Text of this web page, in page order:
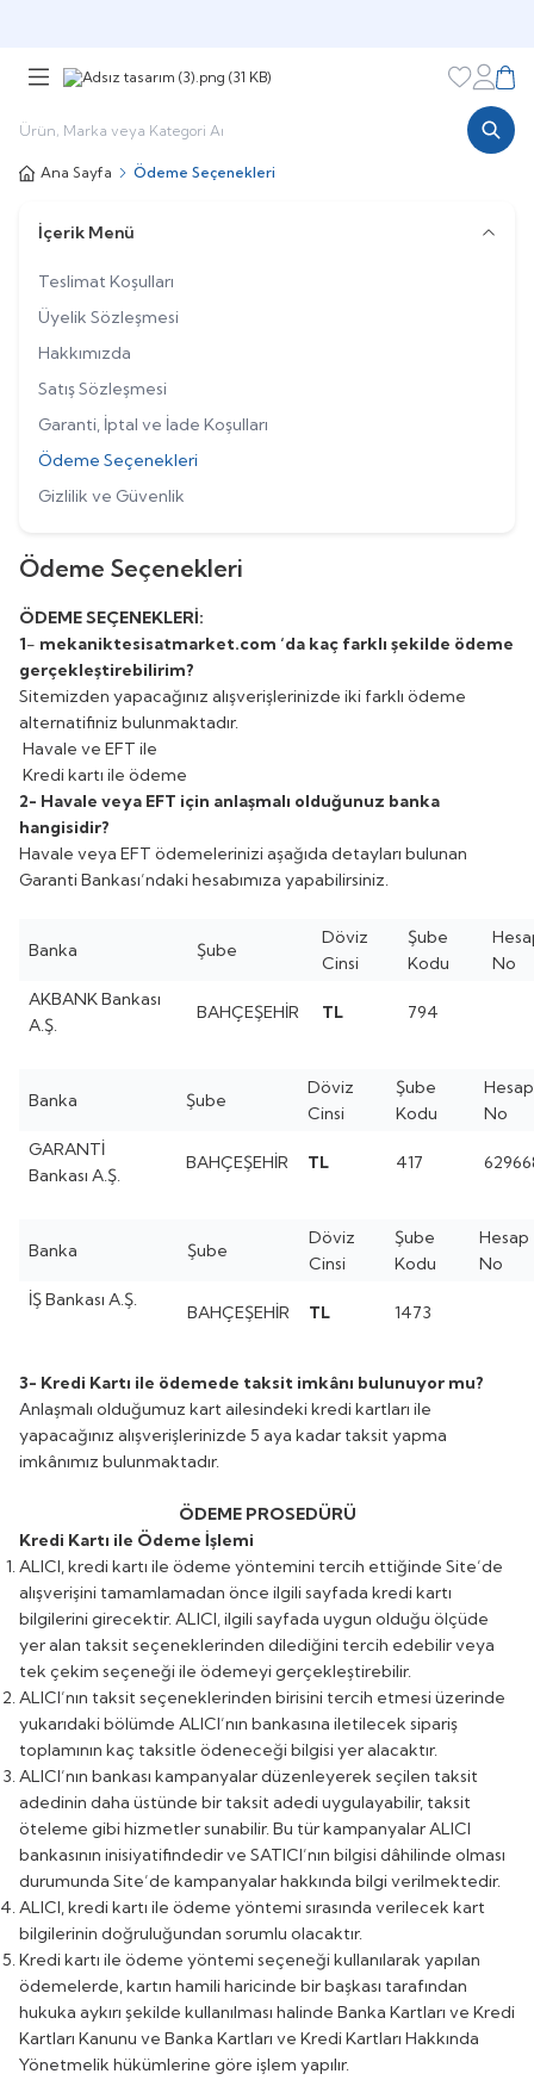
Favorilerim
Ana Sayfa Ödeme Seçenekleri
İçerik Menü
Teslimat Koşulları
Üyelik Sözleşmesi
Hakkımızda
Satış Sözleşmesi
Garanti, İptal ve İade Koşulları
Ödeme Seçenekleri
Gizlilik ve Güvenlik
Ödeme Seçenekleri
ÖDEME SEÇENEKLERİ:
1- mekaniktesisatmarket.com ‘da kaç farklı şekilde ödeme
gerçekleştirebilirim?
Sitemizden yapacağınız alışverişlerinizde iki farklı ödeme
alternatifiniz bulunmaktadır.
Havale ve EFT ile
Kredi kartı ile ödeme
2- Havale veya EFT için anlaşmalı olduğunuz banka
hangisidir?
Havale veya EFT ödemelerinizi aşağıda detayları bulunan
Garanti Bankası’ndaki hesabımıza yapabilirsiniz.
Banka Şube
Döviz
Cinsi
Şube
Kodu
No
AKBANK Bankası
A.Ş.
BAHÇEŞEHİR TL 794
Banka Şube
Döviz
Cinsi
Şube
Kodu
Hesap
No
GARANTİ
Bankası A.Ş.
BAHÇEŞEHİR TL 417
Banka Şube
Döviz
Cinsi
Şube
Kodu
Hesap
No
İŞ Bankası A.Ş.
BAHÇEŞEHİR TL 1473
3- Kredi Kartı ile ödemede taksit imkânı bulunuyor mu?
Anlaşmalı olduğumuz kart ailesindeki kredi kartları ile
yapacağınız alışverişlerinizde 5 aya kadar taksit yapma
imkânımız bulunmaktadır.
ÖDEME PROSEDÜRÜ
Kredi Kartı ile Ödeme İşlemi
ALICI, kredi kartı ile ödeme yöntemini tercih ettiğinde Site’de
alışverişini tamamlamadan önce ilgili sayfada kredi kartı
bilgilerini girecektir. ALICI, ilgili sayfada uygun olduğu ölçüde
yer alan taksit seçeneklerinden dilediğini tercih edebilir veya
tek çekim seçeneği ile ödemeyi gerçekleştirebilir.
ALICI’nın taksit seçeneklerinden birisini tercih etmesi üzerinde
yukarıdaki bölümde ALICI’nın bankasına iletilecek sipariş
toplamının kaç taksitle ödeneceği bilgisi yer alacaktır.
ALICI’nın bankası kampanyalar düzenleyerek seçilen taksit
adedinin daha üstünde bir taksit adedi uygulayabilir, taksit
öteleme gibi hizmetler sunabilir. Bu tür kampanyalar ALICI
bankasının inisiyatifindedir ve SATICI’nın bilgisi dâhilinde olması
durumunda Site’de kampanyalar hakkında bilgi verilmektedir.
ALICI, kredi kartı ile ödeme yöntemi sırasında verilecek kart
bilgilerinin doğruluğundan sorumlu olacaktır.
Kredi kartı ile ödeme yöntemi seçeneği kullanılarak yapılan
ödemelerde, kartın hamili haricinde bir başkası tarafından
hukuka aykırı şekilde kullanılması halinde Banka Kartları ve Kredi
Kartları Kanunu ve Banka Kartları ve Kredi Kartları Hakkında
Yönetmelik hükümlerine göre işlem yapılır.